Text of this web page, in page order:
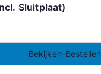
Sluitplaat)
Bekijken-Bestellen